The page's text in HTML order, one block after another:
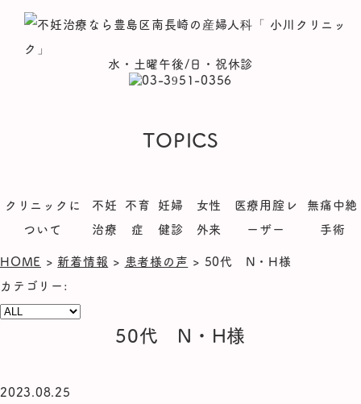
水・土曜午後/日・祝休診
TOPICS
クリニックに
ついて
不妊
治療
不育
症
妊婦
健診
女性
外来
医療用腟レ
ーザー
無痛中絶
手術
HOME > 新着情報 > 患者様の声 > 50代 N・H様
カテゴリー:
50代 N・H様
2023.08.25